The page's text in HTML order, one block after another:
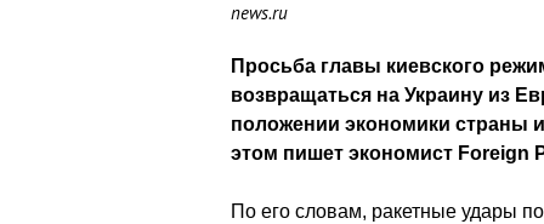
news.ru
Просьба главы киевского
возвращаться на Украину из
положении экономики страны
этом пишет экономист Foreign
По его словам, ракетные удары